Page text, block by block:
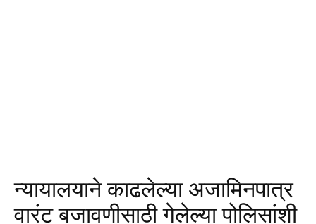
न्यायालयाने काढलेल्या अजामिनपात्र
वारंट बजावणीसाठी गेलेल्या पोलिसांशी